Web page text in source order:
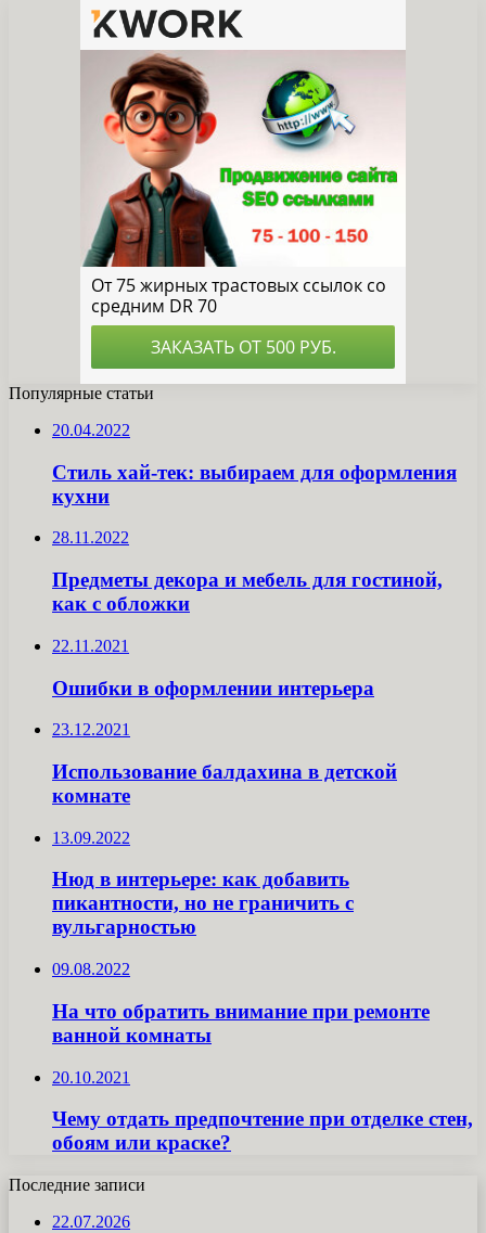
Популярные статьи
20.04.2022
Стиль хай-тек: выбираем для оформления
кухни
28.11.2022
Предметы декора и мебель для гостиной,
как с обложки
22.11.2021
Ошибки в оформлении интерьера
23.12.2021
Использование балдахина в детской
комнате
13.09.2022
Нюд в интерьере: как добавить
пикантности, но не граничить с
вульгарностью
09.08.2022
На что обратить внимание при ремонте
ванной комнаты
20.10.2021
Чему отдать предпочтение при отделке стен,
обоям или краске?
Последние записи
22.07.2026